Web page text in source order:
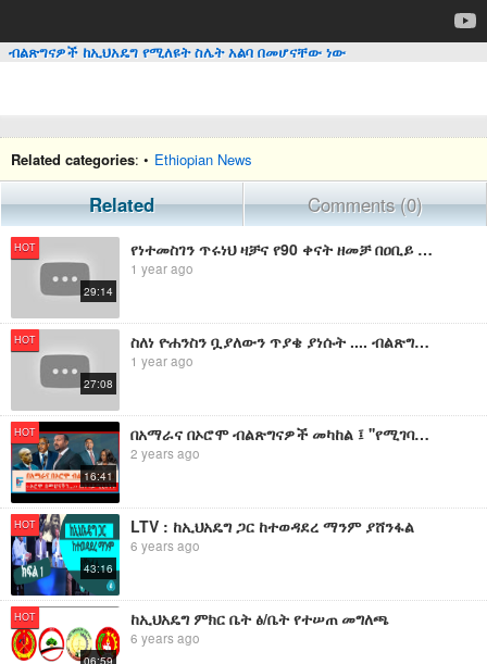
ብልጽግናዎች ከኢህአዴግ የሚለዩት ስሌት አልባ በመሆናቸው ነው
Related categories: • Ethiopian News
Related Comments (0)
HOT
29:14
የነተመስገን ጥሩነህ ዛቻና የ90 ቀናት ዘመቻ በዐቢይ አሕመድ ምላሽ የተበሳጩት ብልጽግናዎች
1 year ago
HOT
27:08
ስለነ ዮሐንስን ቧያለውን ጥያቄ ያነሱት .... ብልጽግናዎች የተሰጣቸው ዛቻና ማስፈራሪያ!
1 year ago
HOT
16:41
በአማራና በኦሮሞ ብልጽግናዎች መካከል ፤ ''የሚገባንን አላገኘንም፤ ኦሮሞ በመሆናችን...''ጠቅላይ ሚኒስትር ዐቢይ
2 years ago
HOT
43:16
LTV : ከኢህአዴግ ጋር ከተወዳደረ ማንም ያሸንፋል
6 years ago
HOT
06:59
ከኢህአዴግ ምክር ቤት ፅ/ቤት የተሠጠ መግለጫ
6 years ago